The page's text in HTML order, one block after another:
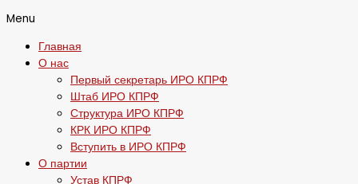
Menu
Главная
О нас
Первый секретарь ИРО КПРФ
Штаб ИРО КПРФ
Структура ИРО КПРФ
КРК ИРО КПРФ
Вступить в ИРО КПРФ
О партии
Устав КПРФ